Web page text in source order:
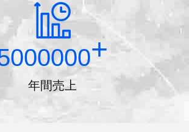
+
年間売上